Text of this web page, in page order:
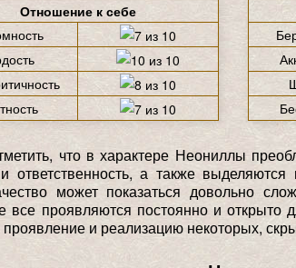
Отношение к себе
что в характере Неониллы
и ответственность, а также
может показаться довольно
все проявляются постоянно и открыто
и реализацию некоторых,